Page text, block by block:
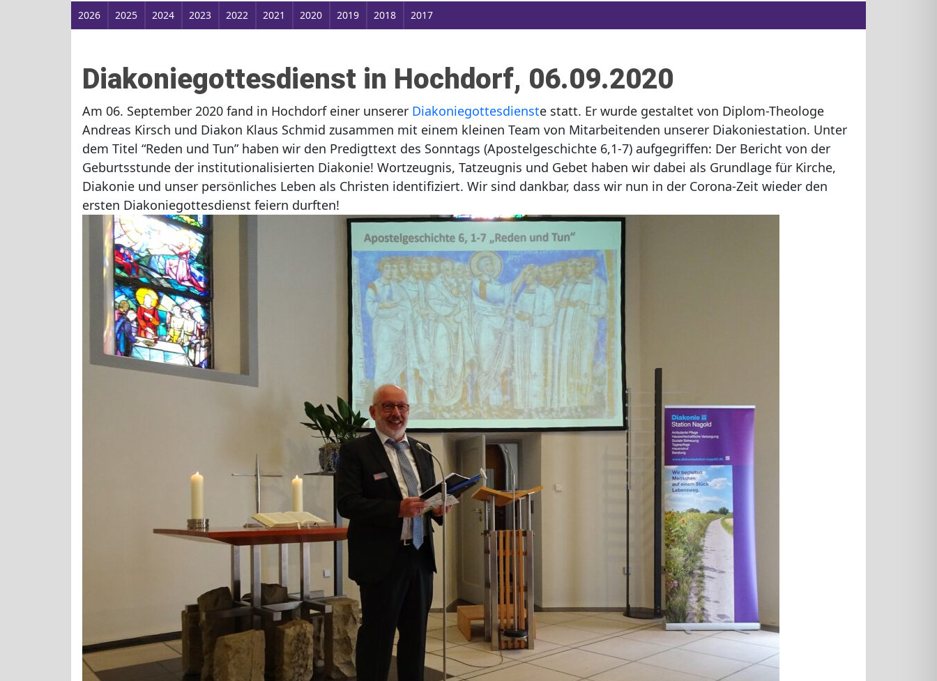
2026 2025 2024 2023 2022 2021 2020 2019 2018 2017
Diakoniegottesdienst in Hochdorf, 06.09.2020
Am 06. September 2020 fand in Hochdorf einer unserer Diakoniegottesdienste statt. Er wurde gestaltet von Diplom-Theologe
Andreas Kirsch und Diakon Klaus Schmid zusammen mit einem kleinen Team von Mitarbeitenden unserer Diakoniestation. Unter
dem Titel “Reden und Tun” haben wir den Predigttext des Sonntags (Apostelgeschichte 6,1-7) aufgegriffen: Der Bericht von der
Geburtsstunde der institutionalisierten Diakonie! Wortzeugnis, Tatzeugnis und Gebet haben wir dabei als Grundlage für Kirche,
Diakonie und unser persönliches Leben als Christen identifiziert. Wir sind dankbar, dass wir nun in der Corona-Zeit wieder den
ersten Diakoniegottesdienst feiern durften!